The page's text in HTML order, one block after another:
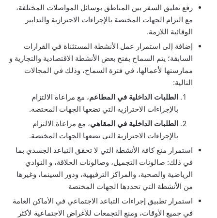
رفع تعليق السفر بين المناطق بوسائل المواصلات المختلفة،
مع التزام الجهات المختصة بالإجراءات الاحترازية والتدابير
الوقائية اللازمة.
إضافة إلى استمرار عمل الأنشطة المستثناة في القرارات
السابقة؛ يتم السماح بفتح بعض الأنشطة الاقتصادية والتجارية و
ممارستها لأعمالها، في فترة السماح، وذلك في المجالات
التالية:
الطلبات الداخلية في المطاعم، مع مراعاة الالتزام
بالإجراءات الاحترازية التي تضعها الجهات المختصة.
الطلبات الداخلية في المقاهي، مع مراعاة الالتزام
بالإجراءات الاحترازية التي تضعها الجهات المختصة.
استمرار منع كافة الأنشطة التي لا تحقق التباعد الجسدي بما
في ذلك: صالونات التجميل، وصالونات الحلاقة، و النوادي
الرياضية والصحية، والمراكز الترفيهية، ودور السينما، وغيرها
من الأنشطة التي تحددها الجهات المختصة
استمرار تطبيق إجراءات التباعد الاجتماعي في الأماكن العامة
في جميع الأوقات، ومنع التجمعات للأغراض الاجتماعية لأكثر